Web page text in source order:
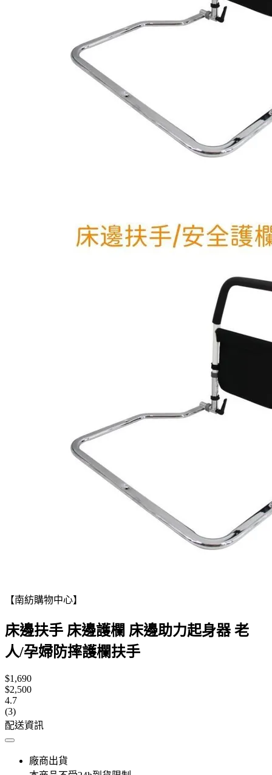
【南紡購物中心】
床邊扶手 床邊護欄 床邊助力起身器 老
人/孕婦防摔護欄扶手
$1,690
$2,500
4.7
(3)
配送資訊
廠商出貨